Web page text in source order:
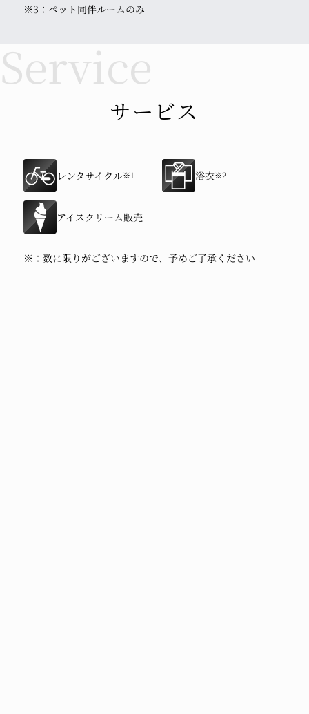
※3：ペット同伴ルームのみ
サービス
レンタサイクル※1 浴衣※2
アイスクリーム販売
※：数に限りがございますので、予めご了承ください